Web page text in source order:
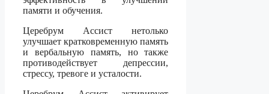
памяти и обучения.
Церебрум Ассист нетолько
улучшает кратковременную память
и вербальную память, но также
противодействует депрессии,
стрессу, тревоге и усталости.